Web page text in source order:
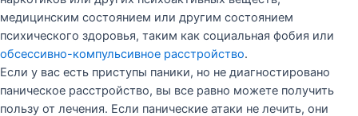
медицинским состоянием или другим состоянием
психического здоровья, таким как социальная фобия или
обсессивно-компульсивное расстройство.
Если у вас есть приступы паники, но не диагностировано
паническое расстройство, вы все равно можете получить
пользу от лечения. Если панические атаки не лечить, они